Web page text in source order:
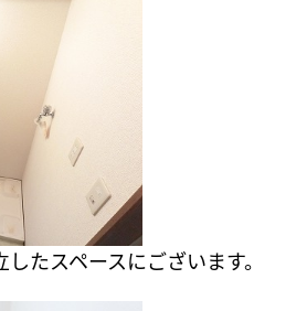
たスペースにございます。